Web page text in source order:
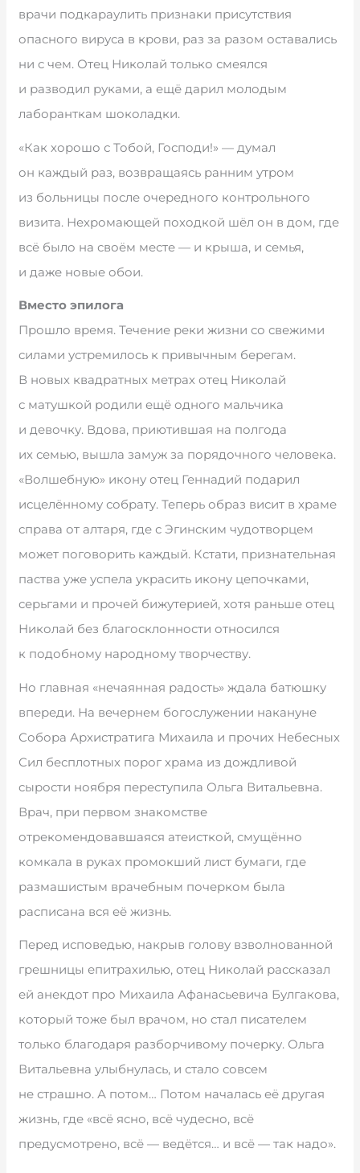
врачи подкараулить признаки присутствия
опасного вируса в крови, раз за разом оставались
ни с чем. Отец Николай только смеялся
и разводил руками, а ещё дарил молодым
лаборанткам шоколадки.
«Как хорошо с Тобой, Господи!» — думал
он каждый раз, возвращаясь ранним утром
из больницы после очередного контрольного
визита. Нехромающей походкой шёл он в дом, где
всё было на своём месте — и крыша, и семья,
и даже новые обои.
Вместо эпилога
Прошло время. Течение реки жизни со свежими
силами устремилось к привычным берегам.
В новых квадратных метрах отец Николай
с матушкой родили ещё одного мальчика
и девочку. Вдова, приютившая на полгода
их семью, вышла замуж за порядочного человека.
«Волшебную» икону отец Геннадий подарил
исцелённому собрату. Теперь образ висит в храме
справа от алтаря, где с Эгинским чудотворцем
может поговорить каждый. Кстати, признательная
паства уже успела украсить икону цепочками,
серьгами и прочей бижутерией, хотя раньше отец
Николай без благосклонности относился
к подобному народному творчеству.
Но главная «нечаянная радость» ждала батюшку
впереди. На вечернем богослужении накануне
Собора Архистратига Михаила и прочих Небесных
Сил бесплотных порог храма из дождливой
сырости ноября переступила Ольга Витальевна.
Врач, при первом знакомстве
отрекомендовавшаяся атеисткой, смущённо
комкала в руках промокший лист бумаги, где
размашистым врачебным почерком была
расписана вся её жизнь.
Перед исповедью, накрыв голову взволнованной
грешницы епитрахилью, отец Николай рассказал
ей анекдот про Михаила Афанасьевича Булгакова,
который тоже был врачом, но стал писателем
только благодаря разборчивому почерку. Ольга
Витальевна улыбнулась, и стало совсем
не страшно. А потом… Потом началась её другая
жизнь, где «всё ясно, всё чудесно, всё
предусмотрено, всё — ведётся… и всё — так надо».